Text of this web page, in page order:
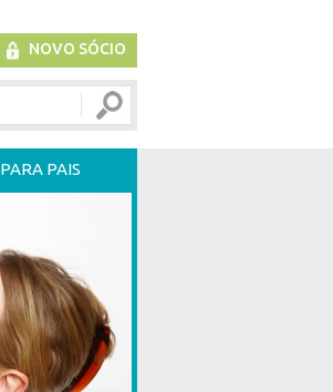
NOVO SÓCIO
PARA PAIS